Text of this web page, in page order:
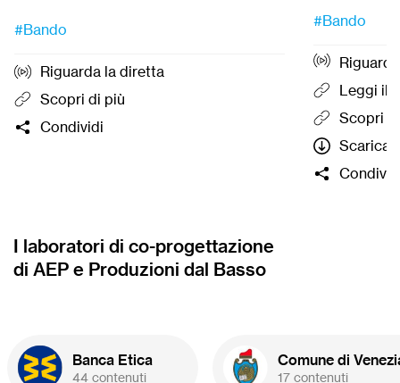
ore 12:00 del
#Bando
Riguarda la diretta
Scopri di più
Condividi
sportiva
e ragazzi
formazione
termine del
cinque
12:00.
#Bando
Leggi il
Scopri
Scarica
I laboratori di co-progettazione
di AEP e Produzioni dal Basso
Banca Etica
44 contenuti
Comune di
17 contenuti